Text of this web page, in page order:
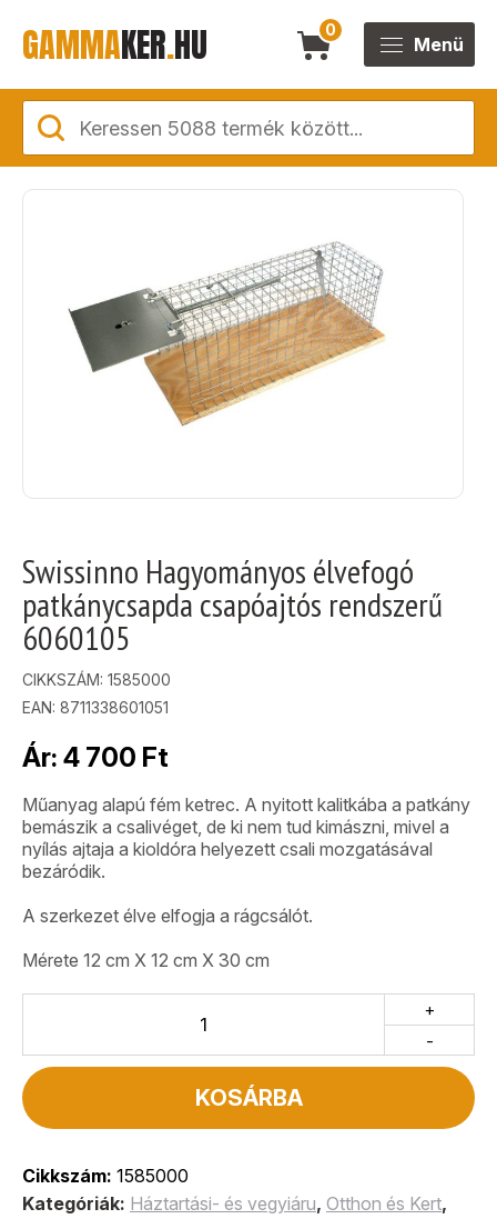
GAMMAKER.HU 0
Menü
Swissinno Hagyományos élvefogó
patkánycsapda csapóajtós rendszerű
6060105
CIKKSZÁM: 1585000
EAN: 8711338601051
Ár: 4 700 Ft
Műanyag alapú fém ketrec. A nyitott kalitkába a patkány
bemászik a csalivéget, de ki nem tud kimászni, mivel a
nyílás ajtaja a kioldóra helyezett csali mozgatásával
bezáródik.
A szerkezet élve elfogja a rágcsálót.
Mérete 12 cm X 12 cm X 30 cm
-
+
KOSÁRBA
Cikkszám: 1585000
Kategóriák: Háztartási- és vegyiáru, Otthon és Kert,